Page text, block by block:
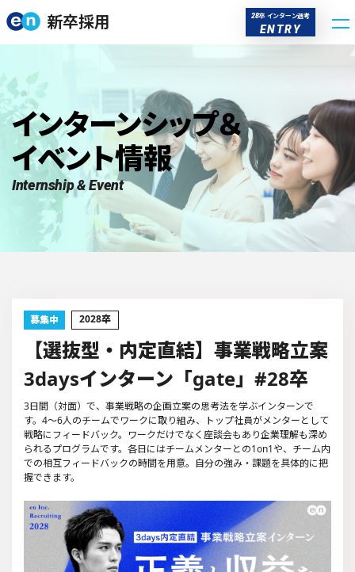
新卒採用 28卒 インターン選考
ENTRY
インターンシップ＆
インターンシップ＆
イベント情報
イベント情報
Internship & Event
募集中 2028卒
【選抜型・内定直結】事業戦略立案
3daysインターン「gate」#28卒
3日間（対面）で、事業戦略の企画立案の思考法を学ぶインターンで
す。4～6人のチームでワークに取り組み、トップ社員がメンターとして
戦略にフィードバック。ワークだけでなく座談会もあり企業理解も深め
られるプログラムです。各日にはチームメンターとの1on1や、チーム内
での相互フィードバックの時間を用意。自分の強み・課題を具体的に把
握できます。